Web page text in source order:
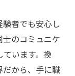
者でも安心し
のコミュニケ
います。換
から、手に職